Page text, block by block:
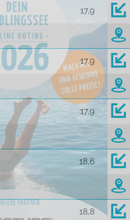
17,9
17,9
17,9
18,6
18,8